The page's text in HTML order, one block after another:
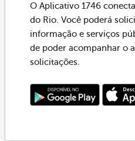
O Aplicativo 1746
do Rio. Você poderá
informação e serviços
de poder acompanhar o
solicitações.